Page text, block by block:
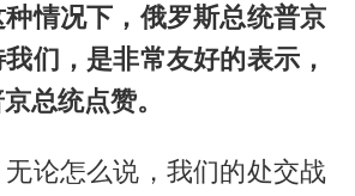
情况下，俄罗斯总统普京
们，是非常友好的表示，
总统点赞。
论怎么说，我们的处交战